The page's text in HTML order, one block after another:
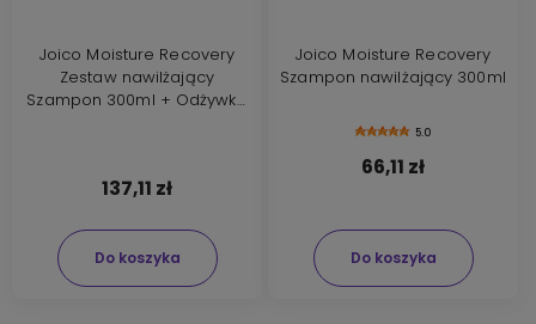
Joico Moisture Recovery
Zestaw nawilżający
Szampon 300ml + Odżywka
137,11 zł
Do koszyka
Joico Moisture Recovery
Szampon nawilżający 300ml
5.0
66,11 zł
Do koszyka